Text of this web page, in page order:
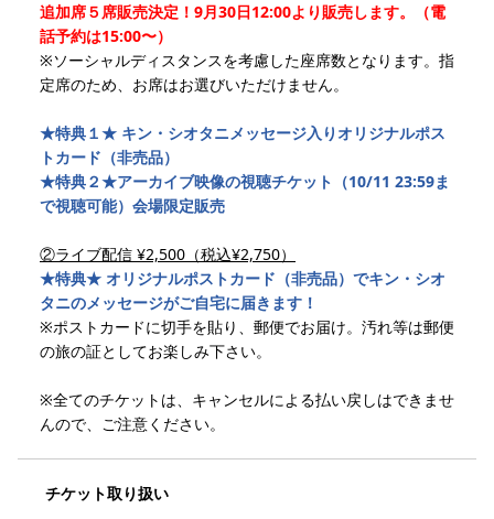
追加席５席販売決定！9月30日12:00より販売します。（電
話予約は15:00〜）
※ソーシャルディスタンスを考慮した座席数となります。指
定席のため、お席はお選びいただけません。
★特典１★ キン・シオタニメッセージ入りオリジナルポス
トカード（非売品）
★特典２★アーカイブ映像の視聴チケット（10/11 23:59ま
で視聴可能）会場限定販売
②ライブ配信 ¥2,500（税込¥2,750）
★特典★ オリジナルポストカード（非売品）でキン・シオ
タニのメッセージがご自宅に届きます！
※ポストカードに切手を貼り、郵便でお届け。汚れ等は郵便
の旅の証としてお楽しみ下さい。
※全てのチケットは、キャンセルによる払い戻しはできませ
んので、ご注意ください。
チケット取り扱い